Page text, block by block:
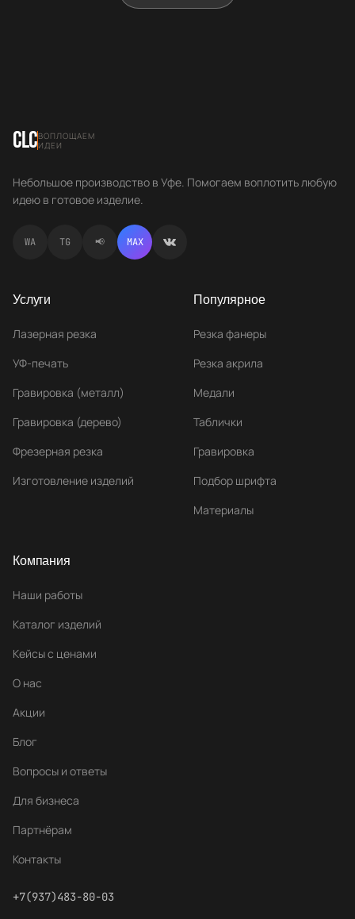
CLCВОПЛОЩАЕМ
ИДЕИ
Небольшое производство в Уфе. Помогаем воплотить любую
идею в готовое изделие.
WA TG 📢 MAX
Услуги
Лазерная резка
УФ-печать
Гравировка (металл)
Гравировка (дерево)
Фрезерная резка
Изготовление изделий
Популярное
Резка фанеры
Резка акрила
Медали
Таблички
Гравировка
Подбор шрифта
Материалы
Компания
Наши работы
Каталог изделий
Кейсы с ценами
О нас
Акции
Блог
Вопросы и ответы
Для бизнеса
Партнёрам
Контакты
+7(937)483-80-03